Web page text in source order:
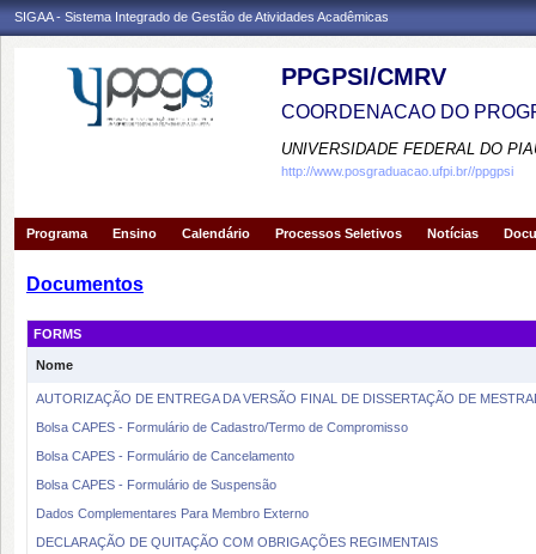
SIGAA - Sistema Integrado de Gestão de Atividades Acadêmicas
PPGPSI/CMRV
COORDENACAO DO
UNIVERSIDADE FEDERAL DO
http://www.posgraduacao.ufpi.br//ppgpsi
Programa Ensino Calendário Processos Seletivos Notícias
Documentos
FORMS
Nome
AUTORIZAÇÃO DE ENTREGA DA VERSÃO FINAL DE DISSERTAÇÃO DE
Bolsa CAPES - Formulário de Cadastro/Termo de Compromisso
Bolsa CAPES - Formulário de Cancelamento
Bolsa CAPES - Formulário de Suspensão
Dados Complementares Para Membro Externo
DECLARAÇÃO DE QUITAÇÃO COM OBRIGAÇÕES REGIMENTAIS